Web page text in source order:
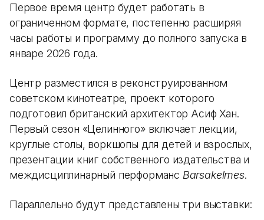
Первое время центр будет работать в
ограниченном формате, постепенно расширяя
часы работы и программу до полного запуска в
январе 2026 года.
Центр разместился в реконструированном
советском кинотеатре, проект которого
подготовил британский архитектор Асиф Хан.
Первый сезон «Целинного» включает лекции,
круглые столы, воркшопы для детей и взрослых,
презентации книг собственного издательства и
междисциплинарный перформанс Barsakelmes.
Параллельно будут представлены три выставки: